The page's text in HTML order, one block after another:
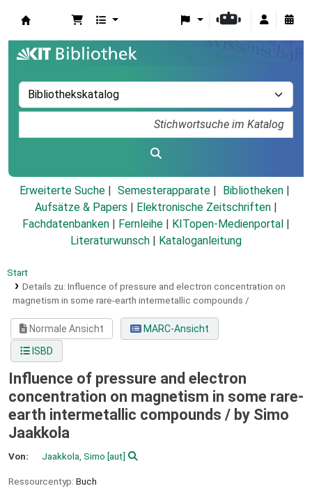
Erweiterte Suche Semesterapparate
Bibliotheken
Aufsätze & Papers
Elektronische Zeitschriften
Fachdatenbanken
Fernleihe KITopen-Medienportal
Literaturwunsch
Kataloganleitung
Start
Details zu: Influence of pressure and electron concentration on
magnetism in some rare-earth intermetallic compounds /
Normale Ansicht
MARC-Ansicht
ISBD
Influence of pressure and electron
concentration on magnetism in some rare-
earth intermetallic compounds / by Simo
Jaakkola
Von: Jaakkola, Simo [aut]
Ressourcentyp: Buch